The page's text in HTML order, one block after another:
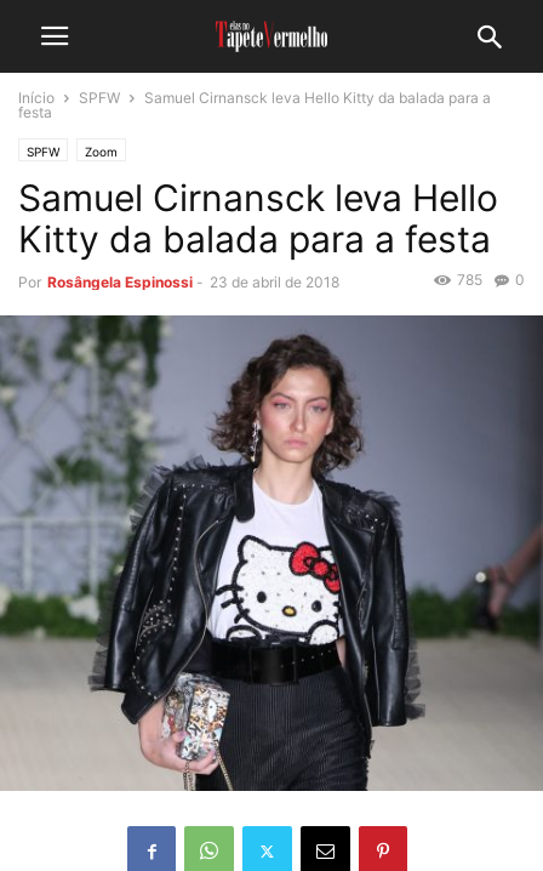
Início SPFW
Samuel Cirnansck leva Hello Kitty da balada para a
festa
SPFW Zoom
Samuel Cirnansck leva Hello
Kitty da balada para a festa
Por Rosângela Espinossi - 23 de abril de 2018 0
785